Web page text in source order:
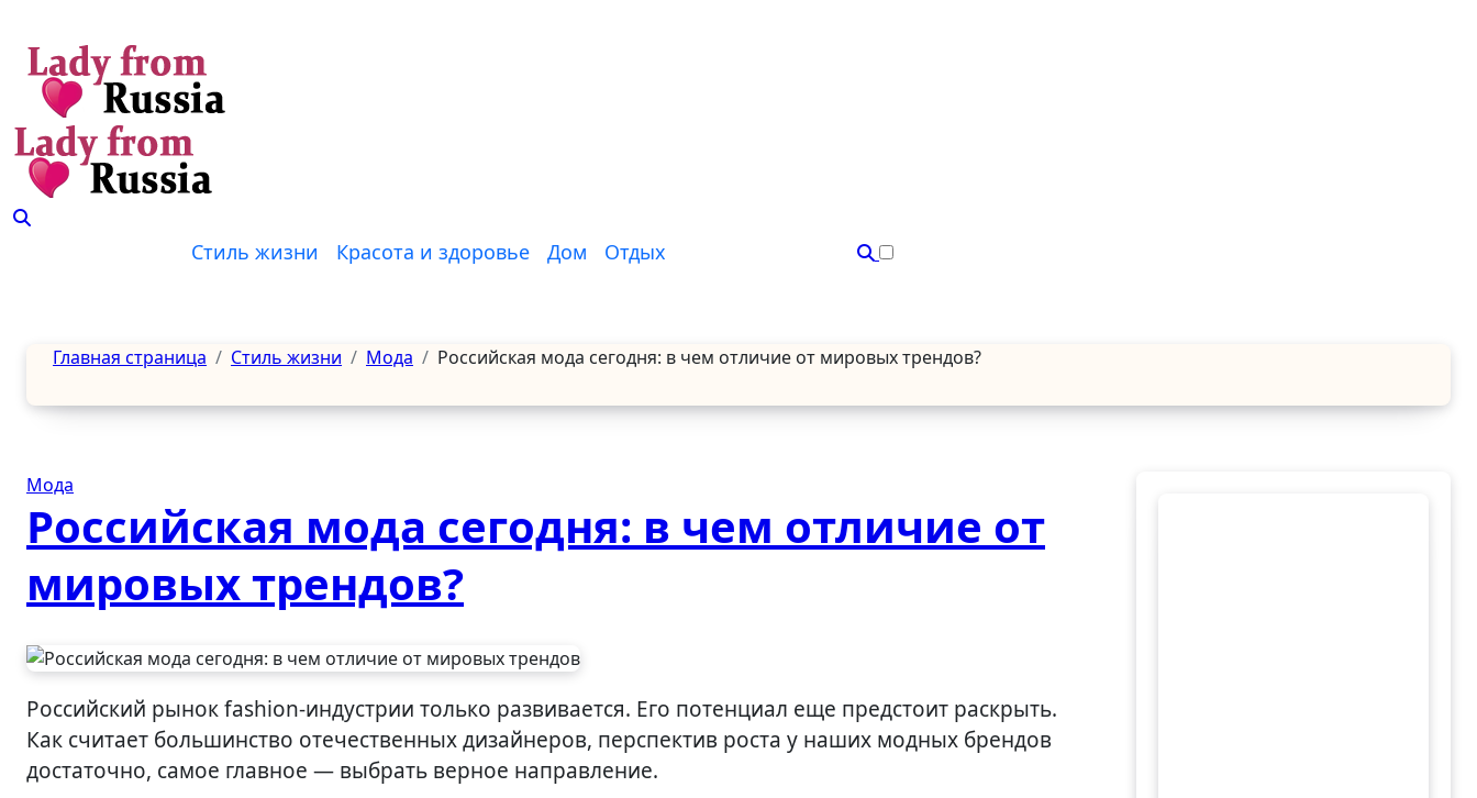
содержанию
Стиль жизни Красота и здоровье Дом Отдых
Главная страница Стиль жизни Мода Российская мода сегодня: в чем отличие от мировых трендов?
Мода
Российская мода сегодня: в чем отличие от
мировых трендов?
Российский рынок fashion-индустрии только развивается. Его потенциал еще предстоит раскрыть.
Как считает большинство отечественных дизайнеров, перспектив роста у наших модных брендов
достаточно, самое главное — выбрать верное направление.